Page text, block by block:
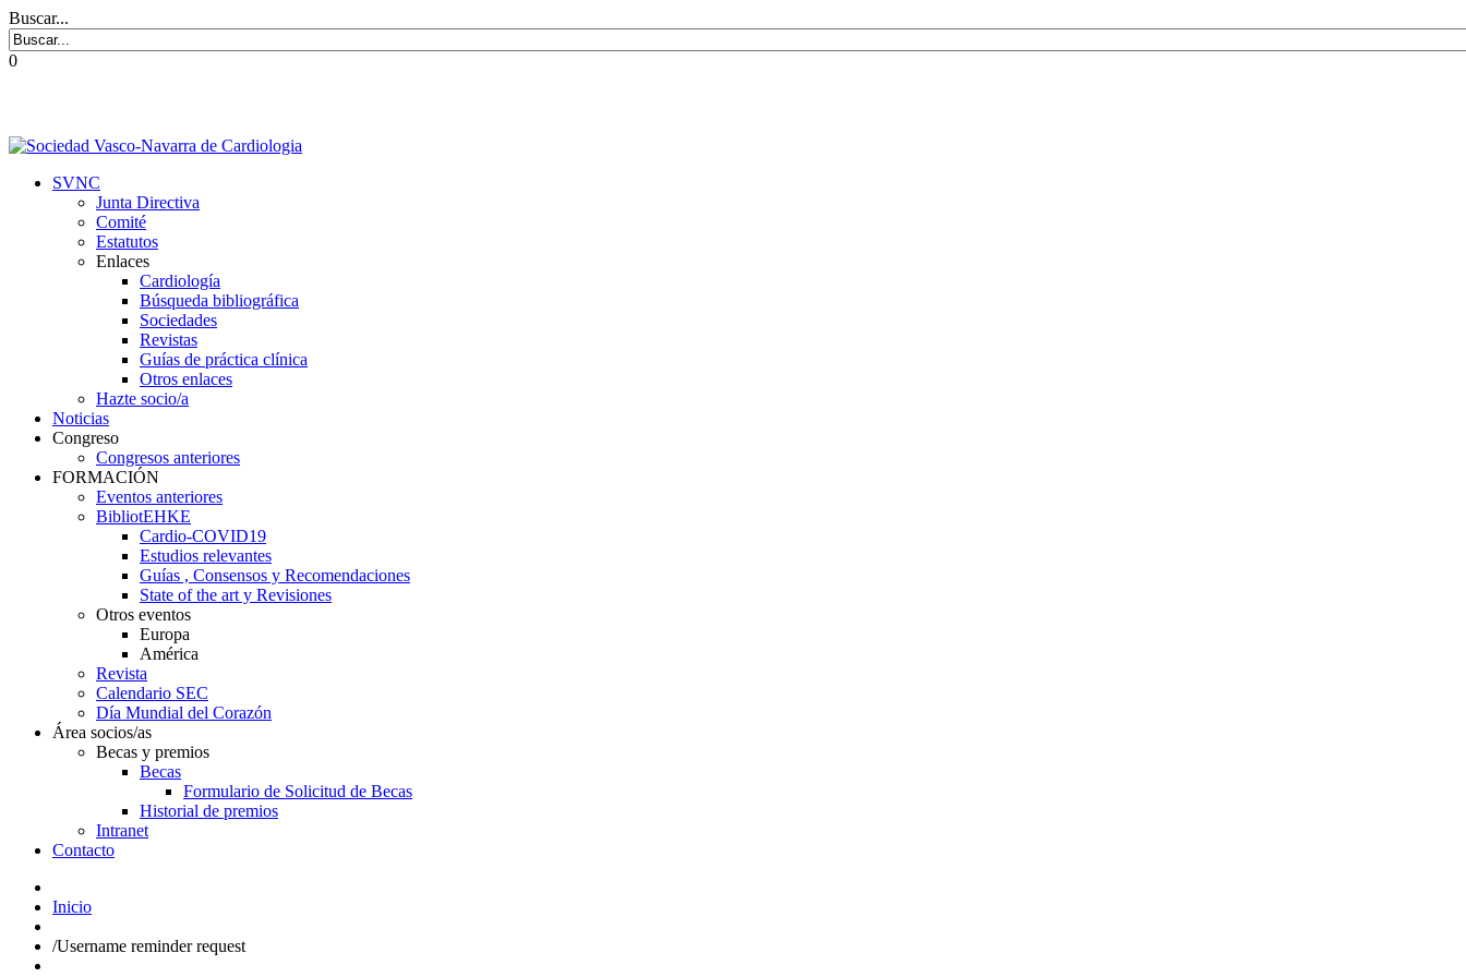
Buscar...
0
SVNC
Junta Directiva
Comité
Estatutos
Enlaces
Cardiología
Búsqueda bibliográfica
Sociedades
Revistas
Guías de práctica clínica
Otros enlaces
Hazte socio/a
Noticias
Congreso
Congresos anteriores
FORMACIÓN
Eventos anteriores
BibliotEHKE
Cardio-COVID19
Estudios relevantes
Guías , Consensos y Recomendaciones
State of the art y Revisiones
Otros eventos
Europa
América
Revista
Calendario SEC
Día Mundial del Corazón
Área socios/as
Becas y premios
Becas
Formulario de Solicitud de Becas
Historial de premios
Intranet
Contacto
Inicio
/Username reminder request